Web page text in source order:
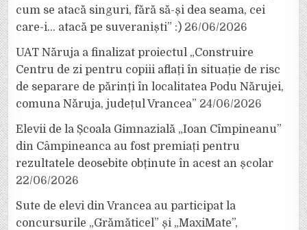
cum se atacă singuri, fără să-și dea seama, cei
care-i… atacă pe suveraniști” :) 26/06/2026
UAT Năruja a finalizat proiectul „Construire
Centru de zi pentru copiii aflați în situație de risc
de separare de părinți în localitatea Podu Nărujei,
comuna Năruja, județul Vrancea” 24/06/2026
Elevii de la Școala Gimnazială „Ioan Cîmpineanu”
din Câmpineanca au fost premiați pentru
rezultatele deosebite obținute în acest an școlar
22/06/2026
Sute de elevi din Vrancea au participat la
concursurile „Grămăticel” și „MaxiMate”,